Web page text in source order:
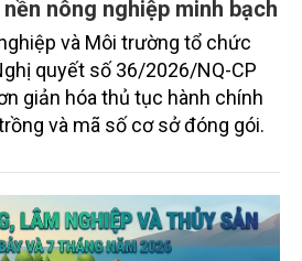
cấp mã số vùng
nông nghiệp minh bạch
và Môi trường tổ chức
quyết số 36/2026/NQ-CP
giản hóa thủ tục hành chính
và mã số cơ sở đóng gói.